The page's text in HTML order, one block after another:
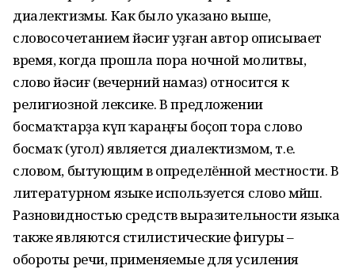
диалектизмы. Как было указано выше,
словосочетанием йәсиғ уҙ­ған автор описывает
время, когда прошла пора ночной молитвы,
слово йәсиғ (вечерний намаз) относится к
религиозной лексике. В предложении
босмаҡтарҙа күп ҡа­раңғы боҫоп тора слово
босмаҡ (угол) яв­ляется диалектизмом, т.е.
словом, бытующим в определённой местности. В
литературном языке используется слово мөйөш.
Разновидностью средств выразительности языка
также являются стилистические фигуры –
обороты речи, применяемые для усиления